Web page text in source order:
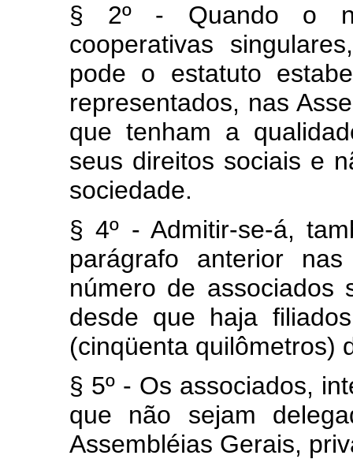
§ 2º - Quando o
cooperativas
pode o estatuto
representados, nas
que tenham a
seus direitos sociais e
sociedade.
§ 4º - Admitir-se-á,
parágrafo anterior
número de associados
desde que haja
(cinqüenta quilômetros)
§ 5º - Os associados,
que não sejam
Assembléias Gerais,